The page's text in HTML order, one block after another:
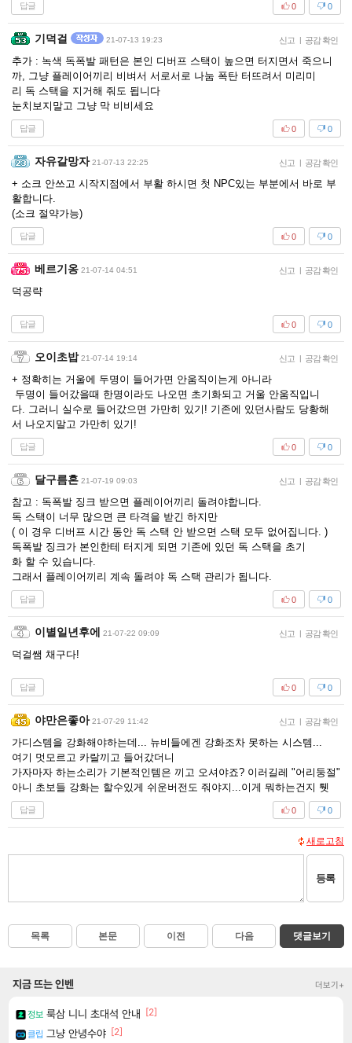
답글 0
0
기덕걸 21-07-13 19:23 신고 | 공감 확인
추가 : 녹색 독폭발 패턴은 본인 디버프 스택이 높으면 터지면서 죽으니
까, 그냥 플레이어끼리 비벼서 서로서로 나눔 폭탄 터뜨려서 미리미
리 독 스택을 지거해 줘도 됩니다
눈치보지말고 그냥 막 비비세요
답글 0
0
자유갈망자 21-07-13 22:25 신고 | 공감 확인
+ 소크 안쓰고 시작지점에서 부활 하시면 첫 NPC있는 부분에서 바로 부
활합니다.
(소크 절약가능)
답글 0
0
베르기옹 21-07-14 04:51 신고 | 공감 확인
덕공략
답글 0
0
오이초밥 21-07-14 19:14 신고 | 공감 확인
+ 정확히는 거울에 두명이 들어가면 안움직이는게 아니라
두명이 들어갔을때 한명이라도 나오면 초기화되고 거울 안움직입니
다. 그러니 실수로 들어갔으면 가만히 있기! 기존에 있던사람도 당황해
서 나오지말고 가만히 있기!
답글 0
0
달구름혼 21-07-19 09:03 신고 | 공감 확인
참고 : 독폭발 징크 받으면 플레이어끼리 돌려야합니다.
독 스택이 너무 많으면 큰 타격을 받긴 하지만
( 이 경우 디버프 시간 동안 독 스택 안 받으면 스택 모두 없어집니다. )
독폭발 징크가 본인한테 터지게 되면 기존에 있던 독 스택을 초기
화 할 수 있습니다.
그래서 플레이어끼리 계속 돌려야 독 스택 관리가 됩니다.
답글 0
0
이별일년후에 21-07-22 09:09 신고 | 공감 확인
덕걸쌤 채구다!
답글 0
0
야만은좋아 21-07-29 11:42 신고 | 공감 확인
가디스템을 강화해야하는데... 뉴비들에겐 강화조차 못하는 시스템...
여기 멋모르고 카랄끼고 들어갔더니
가자마자 하는소리가 기본적인템은 끼고 오셔야죠? 이러길레 "어리둥절"
아니 초보들 강화는 할수있게 쉬운버전도 줘야지...이게 뭐하는건지 퉷
답글 0
0
새로고침
등록
목록 본문 이전 다음 댓글보기
지금 뜨는 인벤 더보기+
정보 룩삼 니니 초대석 안내 [2]
클립 그냥 안녕수야 [2]